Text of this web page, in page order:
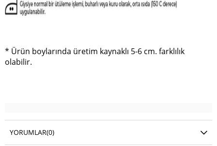
* Ürün boylarında üretim kaynaklı 5-6 cm. farklılık
olabilir.
YORUMLAR(0)